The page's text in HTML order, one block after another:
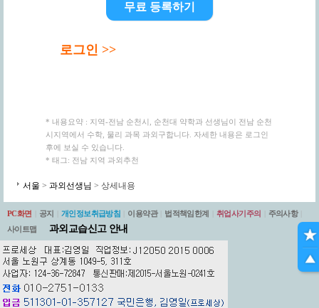
무료 등록하기
로그인 >>
* 내용요약 : 지역-전남 순천시, 순천대 약학과 선생님이 전남 순천
시지역에서 수학, 물리 과목 과외구합니다. 자세한 내용은 로그인
후에 보실 수 있습니다.
* 태그: 전남 지역 과외추천
서울 > 과외선생님 > 상세내용
PC화면 공지 개인정보취급방침 이용약관 법적책임한계 취업사기주의 주의사항
사이트맵
과외교습신고 안내